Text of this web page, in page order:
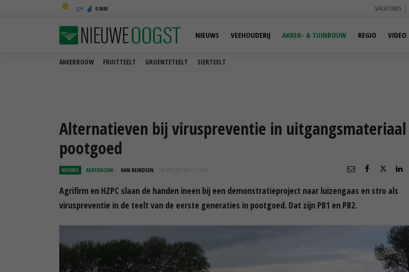
27 0 MM VACATURES
AKKERBOUW FRUITTEELT GROENTETEELT SIERTEELT
NIEUWS VEEHOUDERIJ AKKER- & TUINBOUW REGIO VIDEO
Alternatieven bij viruspreventie in uitgangsmateriaal
pootgoed
NIEUWS AKKERBOUW HAN REINDSEN 20 MEI 2021 OM 13:17
Agrifirm en HZPC slaan de handen ineen bij een demonstratieproject naar luizengaas en stro als
viruspreventie in de teelt van de eerste generaties in pootgoed. Dat zijn PB1 en PB2.